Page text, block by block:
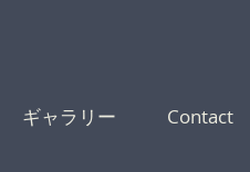
ギャラリー Contact